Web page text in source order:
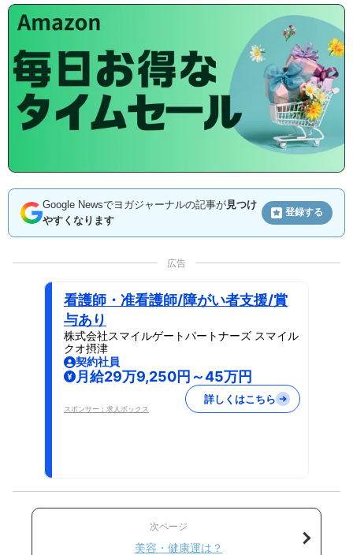
Google Newsでヨガジャーナルの記事が見つけ
やすくなります
登録する
広告
看護師・准看護師/障がい者支援/賞
与あり
株式会社スマイルゲートパートナーズ スマイル
クオ摂津
契約社員
月給29万9,250円～45万円
スポンサー：求人ボックス
詳しくはこちら
次ページ
美容・健康運は？